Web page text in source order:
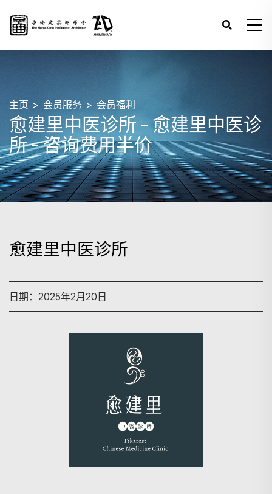
主页 会员服务 会员福利
愈建里中医诊所 - 愈建里中医诊
所 - 咨询费用半价
愈建里中医诊所
日期：2025年2月20日